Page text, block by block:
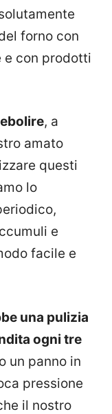
forno con
e con prodotti
, a
amato
questi
lo
e
facile e
una pulizia
ogni tre
un panno in
pressione
il nostro